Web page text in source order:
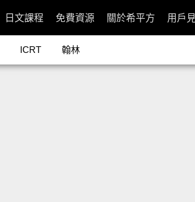
日文課程 免費資源 關於希平方 用戶
ICRT 翰林